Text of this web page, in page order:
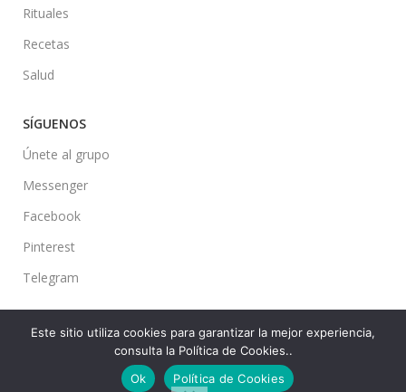
Rituales
Recetas
Salud
SÍGUENOS
Únete al grupo
Messenger
Facebook
Pinterest
Telegram
2022 Created ByCMS. Premium Blog Solutions.
Este sitio utiliza cookies para garantizar la mejor experiencia,
consulta la Política de Cookies..
Ok
Política de Cookies